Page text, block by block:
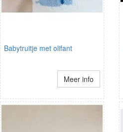
Babytruitje met olifant
Meer info